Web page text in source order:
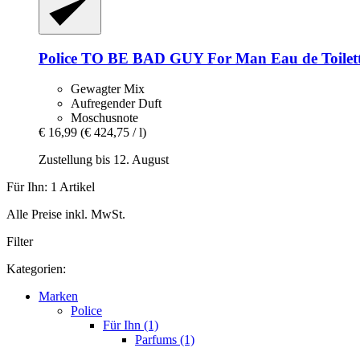
Police TO BE BAD GUY For Man Eau de
Gewagter Mix
Aufregender Duft
Moschusnote
€ 16,99 (€ 424,75 / l)
Zustellung bis 12. August
Für Ihn: 1 Artikel
Alle Preise inkl. MwSt.
Filter
Kategorien:
Marken
Police
Für Ihn (1)
Parfums (1)